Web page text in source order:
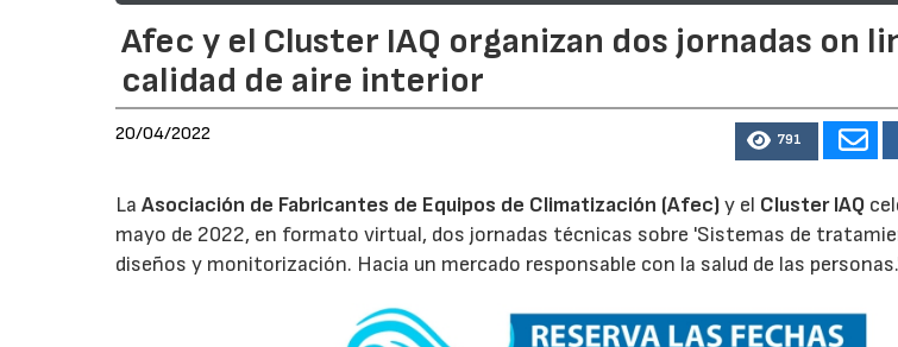
Afec y el Cluster IAQ organizan dos jornadas on
calidad de aire interior
20/04/2022 791
La Asociación de Fabricantes de Equipos de Climatización (Afec)y el Cluster IAQ
mayo de 2022, en formato virtual, dos jornadas técnicas sobre 'Sistemas de
diseños y monitorización. Hacia un mercado responsable con la salud de las